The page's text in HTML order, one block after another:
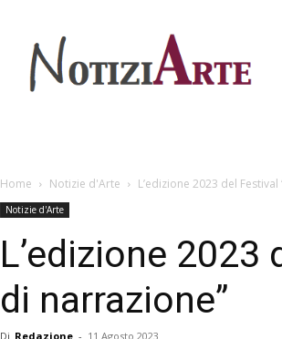
Home Notizie d'Arte L’edizione 2023 del
Notizie d'Arte
L’edizione
di narrazione”
Di Redazione - 11 Agosto 2023